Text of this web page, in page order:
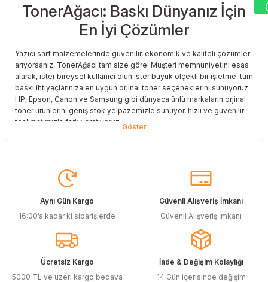
Sitemize ilk yorumu siz yapın!
TonerAğacı: Baskı Dünyanız İçin
En İyi Çözümler
Yazıcı sarf malzemelerinde güvenilir, ekonomik ve kaliteli çözümler
arıyorsanız, TonerAğacı tam size göre! Müşteri memnuniyetini esas
alarak, ister bireysel kullanıcı olun ister büyük ölçekli bir işletme, tüm
baskı ihtiyaçlarınıza en uygun orjinal toner seçeneklerini sunuyoruz.
HP, Epson, Canon ve Samsung gibi dünyaca ünlü markaların orjinal
toner ürünlerini geniş stok yelpazemizle sunuyor, hızlı ve güvenilir
teslimatımızla fark yaratıyoruz.
istiyorsunuz? O halde muadil toner çözümlerimize göz atmalısınız!
Muadil toner ürünlerimiz, orijinal kalitesine en yakın performansı
sunacak şekilde test edilmiştir. Böylece, baskı kalitenizden ödün
vermeden bütçenizi koruyabilirsiniz. Özellikle büyük hacimli
baskılar yapan işletmeler için muadil toner, tasarruf sağlamanın en
akıllı yollarından biri!
Orjinal Kartuşun Önemi
Aynı Gün Kargo
16:00’a kadar ki siparişlerde
Güvenli Alışveriş İmkanı
Güvenli Alışveriş İmkanı
Ücretsiz Kargo
5000 TL ve üzeri kargo bedava
İade & Değişim Kolaylığı
14 Gün içerisinde değişim